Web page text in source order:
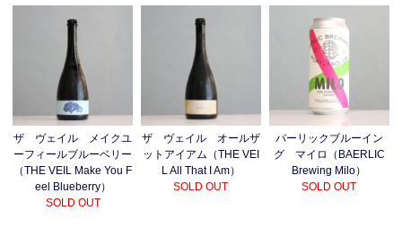
ザ ヴェイル メイクユ
ーフィールブルーベリー
（THE VEIL Make You F
eel Blueberry）
SOLD OUT
ザ ヴェイル オールザ
ットアイアム（THE VEI
L All That I Am）
SOLD OUT
バーリックブルーイン
グ マイロ（BAERLIC
Brewing Milo）
SOLD OUT